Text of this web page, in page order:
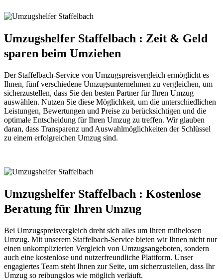
Umzugshelfer Staffelbach : Zeit & Geld
sparen beim Umziehen
Der Staffelbach-Service von Umzugspreisvergleich ermöglicht es
Ihnen, fünf verschiedene Umzugsunternehmen zu vergleichen, um
sicherzustellen, dass Sie den besten Partner für Ihren Umzug
auswählen. Nutzen Sie diese Möglichkeit, um die unterschiedlichen
Leistungen, Bewertungen und Preise zu berücksichtigen und die
optimale Entscheidung für Ihren Umzug zu treffen. Wir glauben
daran, dass Transparenz und Auswahlmöglichkeiten der Schlüssel
zu einem erfolgreichen Umzug sind.
Umzugshelfer Staffelbach : Kostenlose
Beratung für Ihren Umzug
Bei Umzugspreisvergleich dreht sich alles um Ihren mühelosen
Umzug. Mit unserem Staffelbach-Service bieten wir Ihnen nicht nur
einen unkomplizierten Vergleich von Umzugsangeboten, sondern
auch eine kostenlose und nutzerfreundliche Plattform. Unser
engagiertes Team steht Ihnen zur Seite, um sicherzustellen, dass Ihr
Umzug so reibungslos wie möglich verläuft.